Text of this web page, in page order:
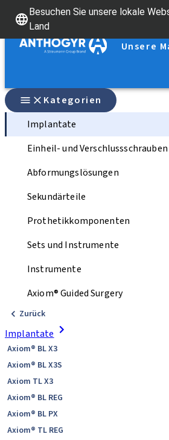
Besuchen Sie unsere lokale
Land
Unsere
Kategorien
Implantate
Einheil- und Verschlussschrauben
Abformungslösungen
Sekundärteile
Prothetikkomponenten
Sets und Instrumente
Instrumente
Axiom® Guided Surgery
Zurück
Implantate
Axiom® BL X3
Axiom® BL X3S
Axiom TL X3
Axiom® BL REG
Axiom® BL PX
Axiom® TL REG